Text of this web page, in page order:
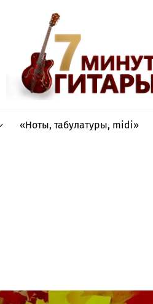
«Ноты, табулатуры, midi»